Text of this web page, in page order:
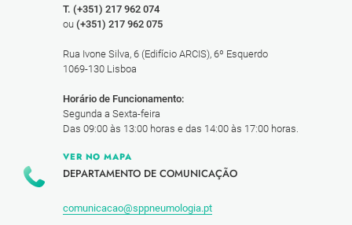
T. (+351) 217 962 074
ou (+351) 217 962 075
Rua Ivone Silva, 6 (Edifício ARCIS), 6º Esquerdo
1069-130 Lisboa
Horário de Funcionamento:
Segunda a Sexta-feira
Das 09:00 às 13:00 horas e das 14:00 às 17:00 horas.
VER NO MAPA
DEPARTAMENTO DE COMUNICAÇÃO
comunicacao@sppneumologia.pt